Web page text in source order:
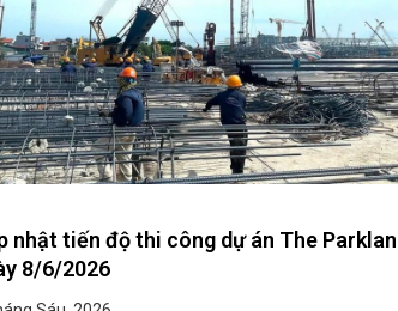
nhật tiến độ thi công dự án The
8/6/2026